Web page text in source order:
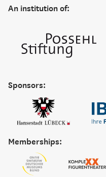
An institution of:
Sponsors:
Memberships: